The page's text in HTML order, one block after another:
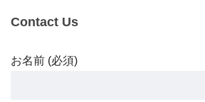
Contact Us
お名前 (必須)